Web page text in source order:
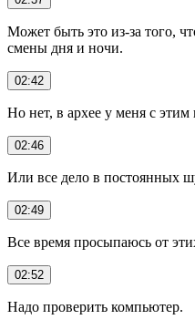
Может быть это из-за того,
смены дня и ночи.
02:42
Но нет, в архее у меня с
02:46
Или все дело в постоянных
02:49
Все время просыпаюсь от
02:52
Надо проверить компьютер.